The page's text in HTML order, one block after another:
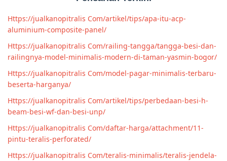
Https://jualkanopitralis Com/artikel/tips/apa-itu-acp-
aluminium-composite-panel/
Https://jualkanopitralis Com/railing-tangga/tangga-besi-dan-
railingnya-model-minimalis-modern-di-taman-yasmin-bogor/
Https://jualkanopitralis Com/model-pagar-minimalis-terbaru-
beserta-harganya/
Https://jualkanopitralis Com/artikel/tips/perbedaan-besi-h-
beam-besi-wf-dan-besi-unp/
Https://jualkanopitralis Com/daftar-harga/attachment/11-
pintu-teralis-perforated/
Https://jualkanopitralis Com/teralis-minimalis/teralis-jendela-